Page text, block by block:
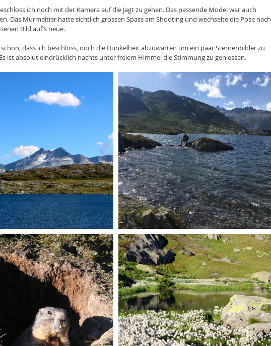
ich noch mit der Kamera auf die Jagt zu gehen. Das passende Model war auch
Das Murmeltier hatte sichtlich grossen Spass am Shooting und wechselte die Pose nach
Bild auf’s neue.
schön, dass ich beschloss, noch die Dunkelheit abzuwarten um ein paar Sternenbilder zu
ist absolut eindrücklich nachts unter freiem Himmel die Stimmung zu geniessen.